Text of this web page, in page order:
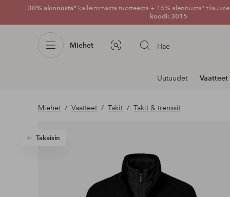
30% alennusta* kalleimmasta tuotteesta + 15% alennusta*
koodi: 3015
Miehet Kuvahaku Hae
osastoilla
Uutuudet Vaatteet
Miehet Vaatteet Takit Takit & trenssit
Takaisin